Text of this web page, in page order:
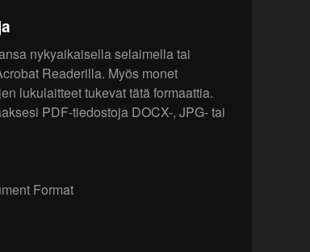
nykyaikaisella selaimella tai
Readerilla. Myös monet
lukulaitteet tukevat tätä formaattia.
PDF-tiedostoja DOCX-, JPG- tai
Format